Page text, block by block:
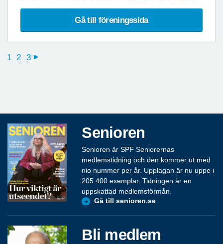
Gå till föreningssida
1 2 3 next
Senioren
Senioren är SPF Seniorernas
medlemstidning och den kommer ut med
nio nummer per år. Upplagan är nu uppe i
205 400 exemplar. Tidningen är en
uppskattad medlemsförmån.
Gå till senioren.se
Bli medlem